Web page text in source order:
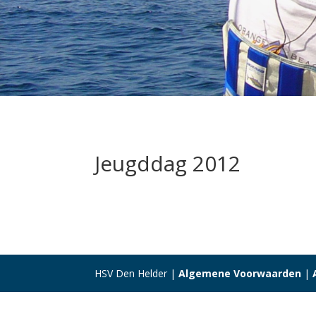
Jeugddag 2012
HSV Den Helder |Algemene Voorwaarden |